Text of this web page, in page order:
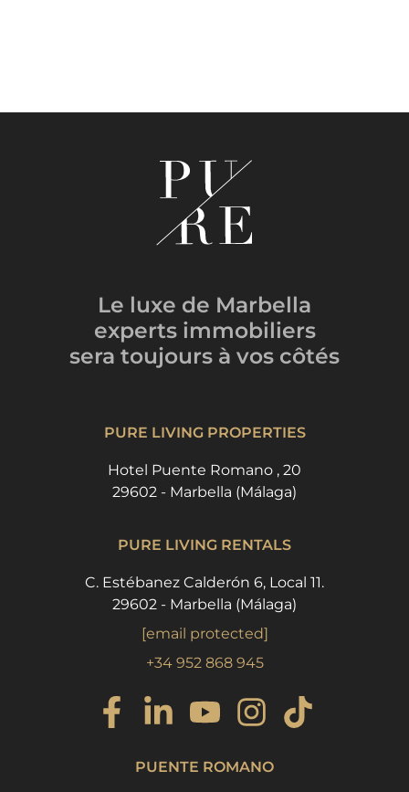
Le luxe de Marbella
experts immobiliers
sera toujours à vos côtés
PURE LIVING PROPERTIES
Hotel Puente Romano , 20
29602 - Marbella (Málaga)
PURE LIVING RENTALS
C. Estébanez Calderón 6, Local 11.
29602 - Marbella (Málaga)
[email protected]
+34 952 868 945
PUENTE ROMANO